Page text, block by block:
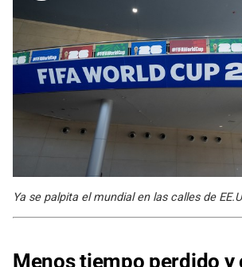
Ya se palpita el mundial en las calles de
Menos tiempo perdido y